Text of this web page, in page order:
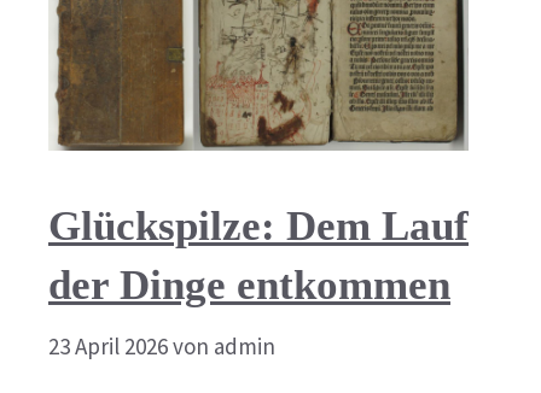
Glückspilze: Dem Lauf
der Dinge entkommen
23 April 2026von admin